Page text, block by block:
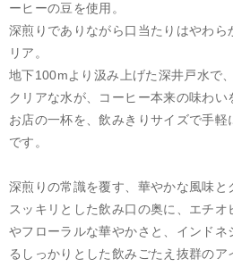
ーヒーの豆を使用。
深煎りでありながら口当たりはやわら
リア。
地下100mより汲み上げた深井戸水で
クリアな水が、コーヒー本来の味わい
お店の一杯を、飲みきりサイズで手
です。
深煎りの常識を覆す、華やかな風味と
スッキリとした飲み口の奥に、エチ
やフローラルな華やかさと、インドネ
るしっかりとした飲みごたえ抜群のア